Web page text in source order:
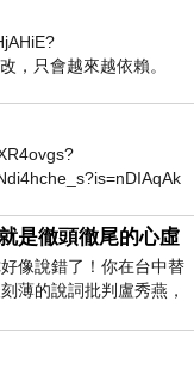
，只會越來越依賴。
是徹頭徹尾的心虛
像說錯了！你在台中替
薄的說詞批判盧秀燕，
，甚至還說盧